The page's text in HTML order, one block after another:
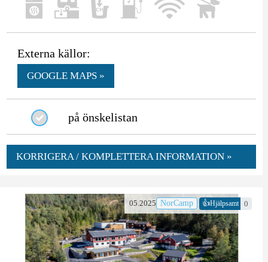
Externa källor:
GOOGLE MAPS »
på önskelistan
KORRIGERA / KOMPLETTERA INFORMATION »
05.2025 NorCamp 👍Hjälpsamt 0